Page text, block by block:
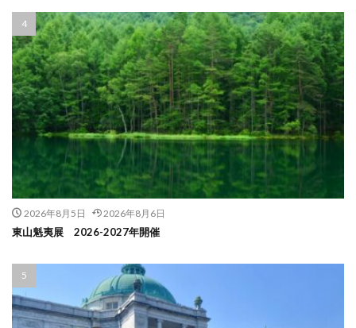
2026年8月5日 2026年8月6日
東山魁夷展 2026-2027年開催